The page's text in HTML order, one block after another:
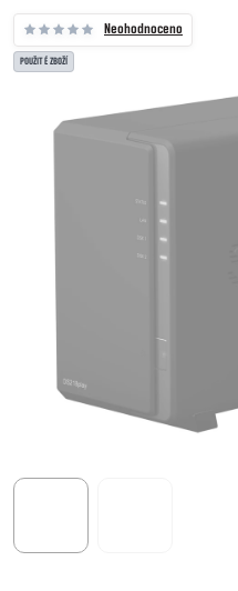
Neohodnoceno
POUŽITÉ ZBOŽÍ